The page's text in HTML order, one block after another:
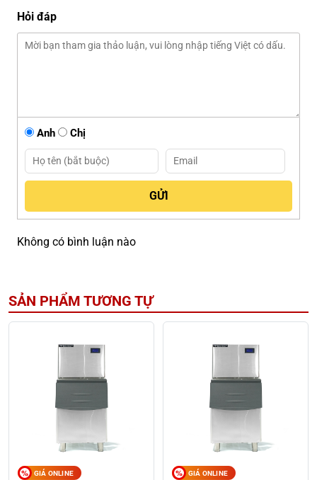
Hỏi đáp
Anh Chị
Không có bình luận nào
SẢN PHẨM TƯƠNG TỰ
GIÁ ONLINE GIÁ ONLINE